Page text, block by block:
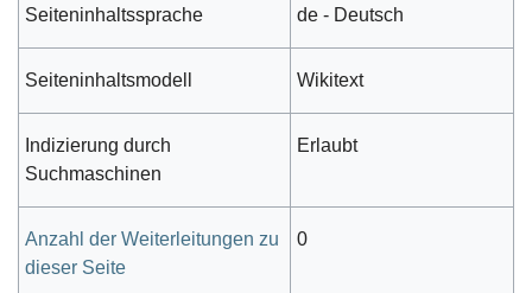
Seiteninhaltssprache de - Deutsch
Seiteninhaltsmodell Wikitext
Indizierung durch
Suchmaschinen
Erlaubt
Anzahl der Weiterleitungen zu
dieser Seite
0